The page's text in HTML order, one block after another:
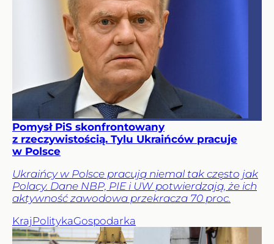
Pomysł PiS skonfrontowany
z rzeczywistością. Tylu Ukraińców pracuje
w Polsce
Ukraińcy w Polsce pracują niemal tak często jak
Polacy. Dane NBP, PIE i UW potwierdzają, że ich
aktywność zawodowa przekracza 70 proc.
Kraj PolitykaGospodarka